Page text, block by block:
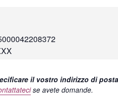
il vostro indirizzo di
se avete domande.